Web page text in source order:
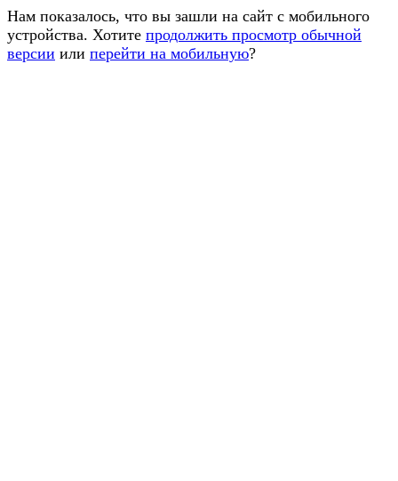
Нам показалось, что вы зашли на сайт с мобильного
устройства. Хотите продолжить просмотр обычной
версии или перейти на мобильную?